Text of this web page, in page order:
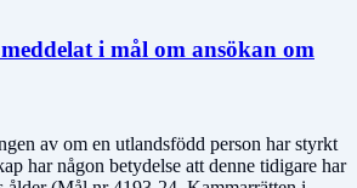
i mål om ansökan om
av om en utlandsfödd person har styrkt
har någon betydelse att denne tidigare har